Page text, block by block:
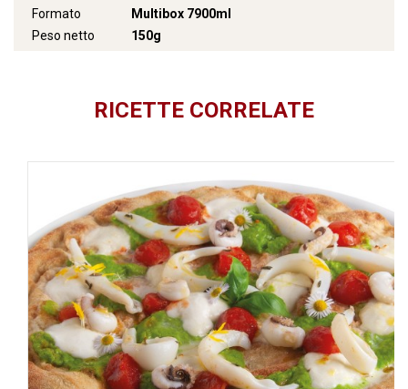
Formato
Multibox 7900ml
Peso netto
150g
RICETTE CORRELATE